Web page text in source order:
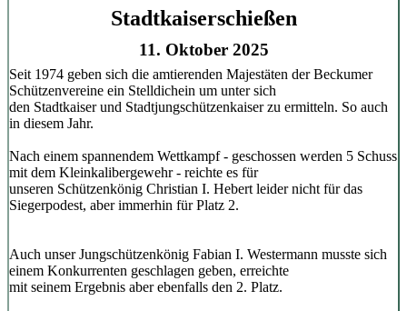
Stadtkaiserschießen
11. Oktober 2025
Seit 1974 geben sich die amtierenden Majestäten der Beckumer
Schützenvereine ein Stelldichein um unter sich
den Stadtkaiser und Stadtjungschützenkaiser zu ermitteln. So auch
in diesem Jahr.
Nach einem spannendem Wettkampf - geschossen werden 5 Schuss
mit dem Kleinkalibergewehr - reichte es für
unseren Schützenkönig Christian I. Hebert leider nicht für das
Siegerpodest, aber immerhin für Platz 2.
Auch unser Jungschützenkönig Fabian I. Westermann musste sich
einem Konkurrenten geschlagen geben, erreichte
mit seinem Ergebnis aber ebenfalls den 2. Platz.